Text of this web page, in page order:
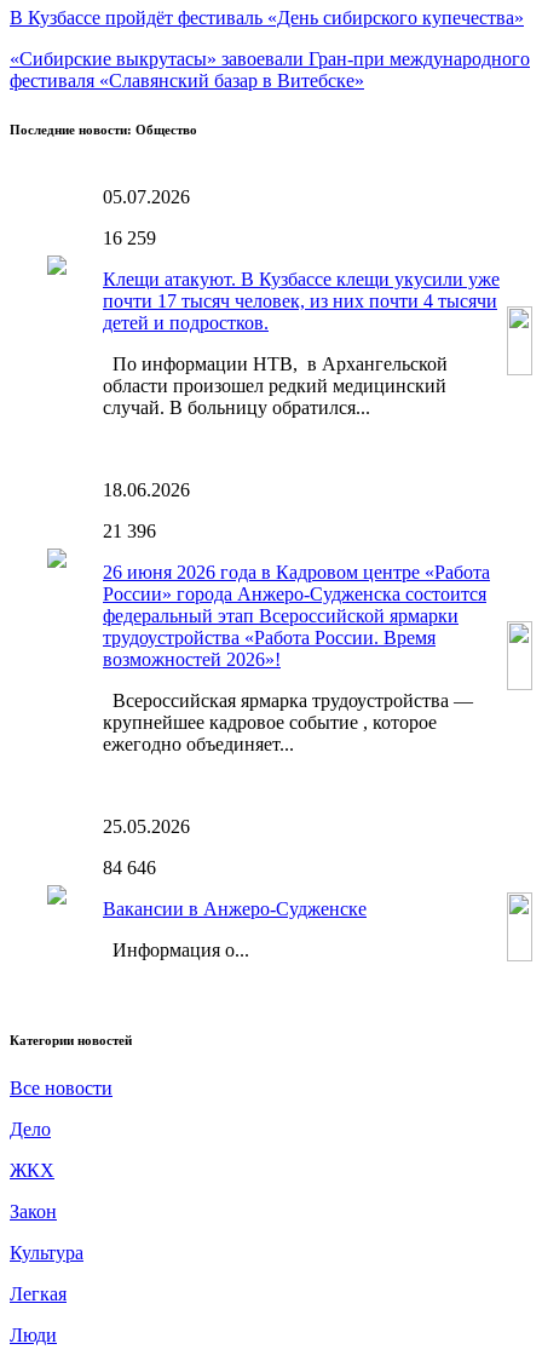
В Кузбассе пройдёт фестиваль «День сибирского купечества»
«Сибирские выкрутасы» завоевали Гран-при международного
фестиваля «Славянский базар в Витебске»
Последние новости: Общество
05.07.2026
16 259
Клещи атакуют. В Кузбассе клещи укусили уже
почти 17 тысяч человек, из них почти 4 тысячи
детей и подростков.
По информации НТВ, в Архангельской
области произошел редкий медицинский
случай. В больницу обратился...
18.06.2026
21 396
26 июня 2026 года в Кадровом центре «Работа
России» города Анжеро-Судженска состоится
федеральный этап Всероссийской ярмарки
трудоустройства «Работа России. Время
возможностей 2026»!
Всероссийская ярмарка трудоустройства —
крупнейшее кадровое событие , которое
ежегодно объединяет...
25.05.2026
84 646
Вакансии в Анжеро-Судженске
Информация о...
Категории новостей
Все новости
Дело
ЖКХ
Закон
Культура
Легкая
Люди